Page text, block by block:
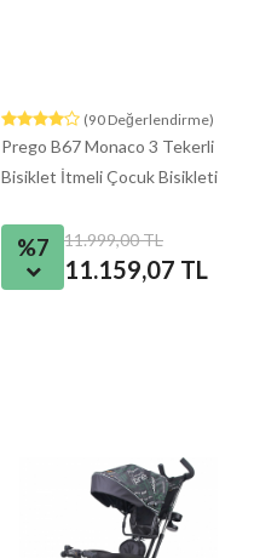
(90 Değerlendirme)
Prego B67 Monaco 3 Tekerli
Bisiklet İtmeli Çocuk Bisikleti
%7 11.999,00 TL
11.159,07 TL